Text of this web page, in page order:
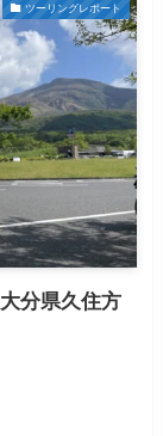
ツーリングレポート
分県久住方